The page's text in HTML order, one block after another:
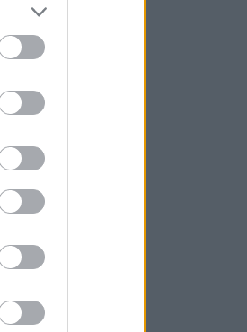
Τραμπ: Νέα προσπάθεια
απομάκρυνσης της Λίζα Κουκ παρά το
Φωτιά στη Σητεία - Μεγάλη
Σχέδια Βελτίωσης: Υπεγράφη η ΚΥΑ -
Ανοίγει ο δρόμος για επενδύσεις 263,5
εκατ. ευρώ
ΔΕΗ: Νέα συμφωνία για χαρτοφυλάκιο
και Ουγγαρία
2025 για διορθώσεις μετά την
τελευταία πληρωμή